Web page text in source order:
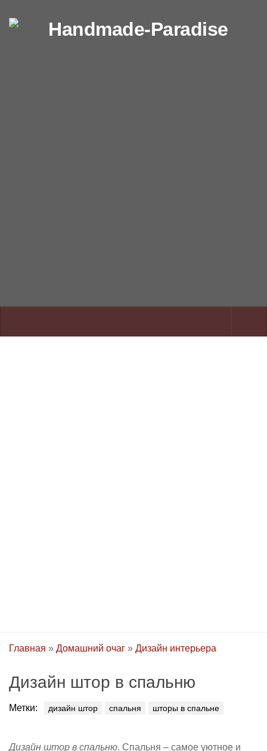
Перейти к содержимому
Главная » Домашний очаг » Дизайн интерьера
Дизайн штор в спальню
Метки: дизайн штор спальня шторы в спальне
Дизайн штор в спальню. Спальня – самое уютное и